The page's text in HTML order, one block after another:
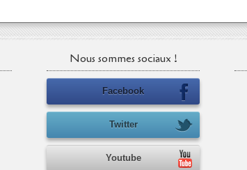
Nous sommes sociaux !
Facebook
Twitter
Youtube